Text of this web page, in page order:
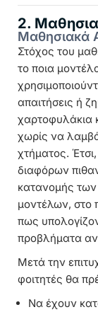
2.
Μαθησιακά
Στόχος του
το ποια
απαιτήσεις ή
χαρτοφυλάκια
χωρίς να
χτήματος.
διαφόρων
κατανομής
μοντέλων, στο
πως
προβλήματα
Μετά την
φοιτητές θα
Να έχουν